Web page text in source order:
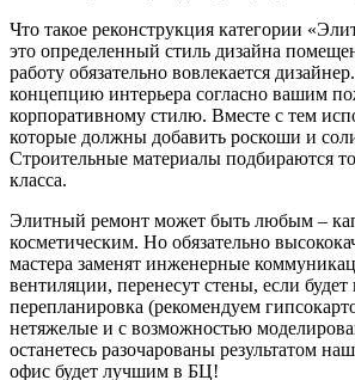
Что такое реконструкция категории
это определенный стиль дизайна
работу обязательно вовлекается
концепцию интерьера согласно вашим
корпоративному стилю. Вместе с тем
которые должны добавить роскоши и
Строительные материалы подбираются
класса.
Элитный ремонт может быть любым –
косметическим. Но обязательно
мастера заменят инженерные
вентиляции, перенесут стены, если
перепланировка (рекомендуем
нетяжелые и с возможностью
останетесь разочарованы результатом
офис будет лучшим в БЦ!